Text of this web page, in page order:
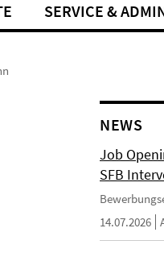
SERVICE &
NEWS
Job
SFB
14.07.2026